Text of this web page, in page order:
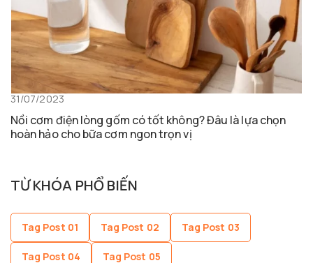
31/07/2023
Nồi cơm điện lòng gốm có tốt không? Đâu là lựa chọn
hoàn hảo cho bữa cơm ngon trọn vị
TỪ KHÓA PHỔ BIẾN
Tag Post 01 Tag Post 02 Tag Post 03
Tag Post 04 Tag Post 05